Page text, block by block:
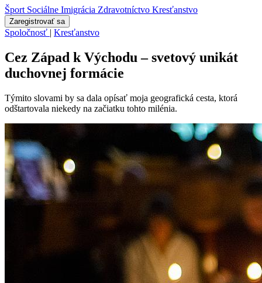
Šport Sociálne Imigrácia Zdravotníctvo Kresťanstvo
Zaregistrovať sa
Spoločnosť | Kresťanstvo
Cez Západ k Východu – svetový unikát
duchovnej formácie
Týmito slovami by sa dala opísať moja geografická cesta, ktorá
odštartovala niekedy na začiatku tohto milénia.